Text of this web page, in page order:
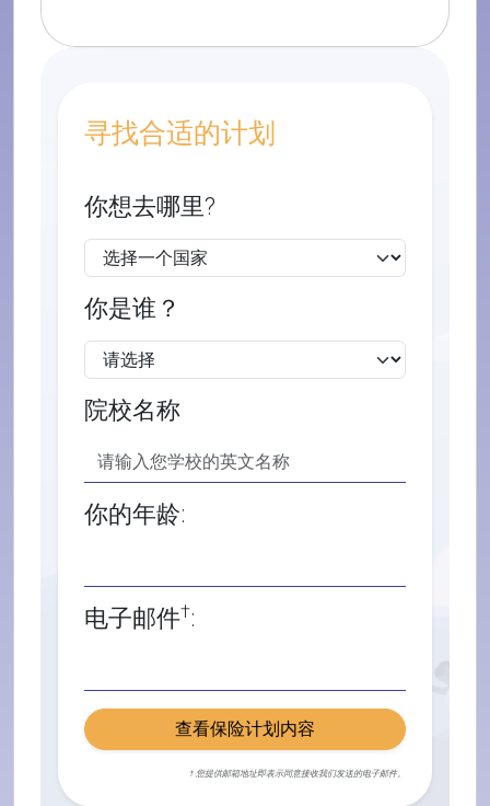
寻找合适的计划
你想去哪里?
你是谁？
院校名称
你的年龄:
电子邮件†:
查看保险计划内容
† 您提供邮箱地址即表示同意接收我们发送的电子邮件。